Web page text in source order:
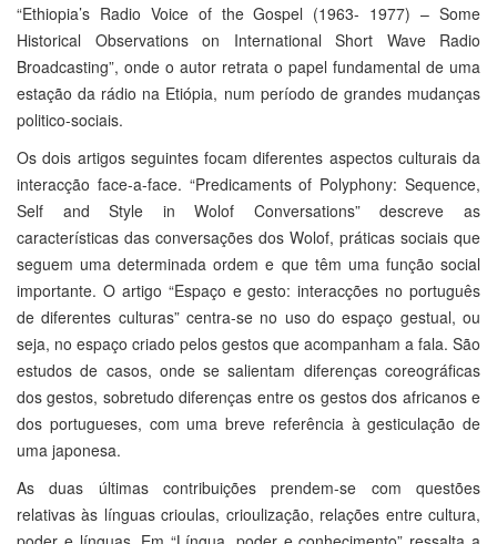
“Ethiopia’s Radio Voice of the Gospel (1963- 1977) – Some
Historical Observations on International Short Wave Radio
Broadcasting”, onde o autor retrata o papel fundamental de uma
estação da rádio na Etiópia, num período de grandes mudanças
politico-sociais.
Os dois artigos seguintes focam diferentes aspectos culturais da
interacção face-a-face. “Predicaments of Polyphony: Sequence,
Self and Style in Wolof Conversations” descreve as
características das conversações dos Wolof, práticas sociais que
seguem uma determinada ordem e que têm uma função social
importante. O artigo “Espaço e gesto: interacções no português
de diferentes culturas” centra-se no uso do espaço gestual, ou
seja, no espaço criado pelos gestos que acompanham a fala. São
estudos de casos, onde se salientam diferenças coreográficas
dos gestos, sobretudo diferenças entre os gestos dos africanos e
dos portugueses, com uma breve referência à gesticulação de
uma japonesa.
As duas últimas contribuições prendem-se com questões
relativas às línguas crioulas, crioulização, relações entre cultura,